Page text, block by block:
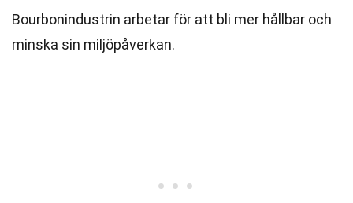
Bourbonindustrin arbetar för att bli mer hållbar och
minska sin miljöpåverkan.